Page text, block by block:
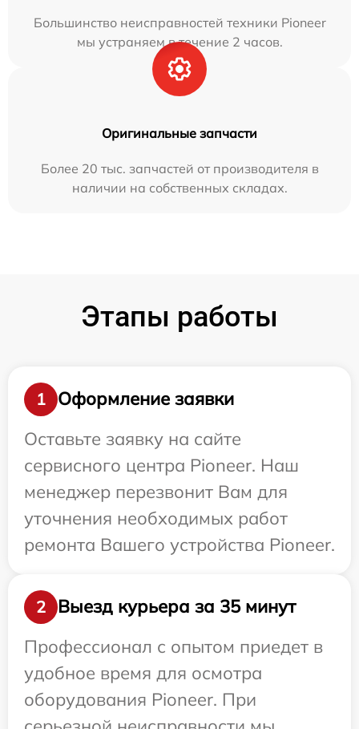
Большинство неисправностей техники Pioneer
мы устраняем в течение 2 часов.
Оригинальные запчасти
Более 20 тыс. запчастей от производителя в
наличии на собственных складах.
Этапы работы
1
Оформление заявки
Оставьте заявку на сайте
сервисного центра Pioneer. Наш
менеджер перезвонит Вам для
уточнения необходимых работ
ремонта Вашего устройства Pioneer.
2
Выезд курьера за 35 минут
Профессионал с опытом приедет в
удобное время для осмотра
оборудования Pioneer. При